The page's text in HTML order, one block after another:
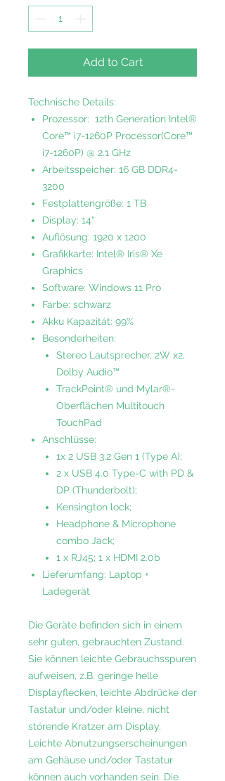
Add to Cart
Technische Details:
Prozessor: 12th Generation Intel®
Core™ i7-1260P Processor(Core™
i7-1260P) @ 2.1 GHz
Arbeitsspeicher: 16 GB DDR4-
3200
Festplattengröße: 1 TB
Display: 14"
Auflösung: 1920 x 1200
Grafikkarte: Intel® Iris® Xe
Graphics
Software: Windows 11 Pro
Farbe: schwarz
Akku Kapazität: 99%
Besonderheiten:
Stereo Lautsprecher, 2W x2,
Dolby Audio™
TrackPoint® und Mylar®-
Oberflächen Multitouch
TouchPad
Anschlüsse:
1x 2 USB 3.2 Gen 1 (Type A);
2 x USB 4.0 Type-C with PD &
DP (Thunderbolt);
Kensington lock;
Headphone & Microphone
combo Jack;
1 x RJ45; 1 x HDMI 2.0b
Lieferumfang: Laptop +
Ladegerät
Die Geräte befinden sich in einem
sehr guten, gebrauchten Zustand.
Sie können leichte Gebrauchsspuren
aufweisen, z.B. geringe helle
Displayflecken, leichte Abdrücke der
Tastatur und/oder kleine, nicht
störende Kratzer am Display.
Leichte Abnutzungserscheinungen
am Gehäuse und/oder Tastatur
können auch vorhanden sein. Die